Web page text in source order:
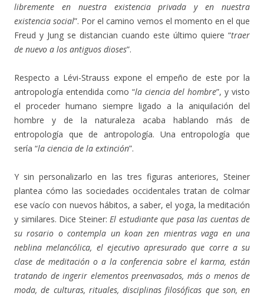
libremente en nuestra existencia privada y en nuestra
existencia social”. Por el camino vemos el momento en el que
Freud y Jung se distancian cuando este último quiere “traer
de nuevo a los antiguos dioses”.
Respecto a Lévi-Strauss expone el empeño de este por la
antropología entendida como “la ciencia del hombre”, y visto
el proceder humano siempre ligado a la aniquilación del
hombre y de la naturaleza acaba hablando más de
entropología que de antropología. Una entropología que
sería “la ciencia de la extinción”.
Y sin personalizarlo en las tres figuras anteriores, Steiner
plantea cómo las sociedades occidentales tratan de colmar
ese vacío con nuevos hábitos, a saber, el yoga, la meditación
y similares. Dice Steiner: El estudiante que pasa las cuentas de
su rosario o contempla un koan zen mientras vaga en una
neblina melancólica, el ejecutivo apresurado que corre a su
clase de meditación o a la conferencia sobre el karma, están
tratando de ingerir elementos preenvasados, más o menos de
moda, de culturas, rituales, disciplinas filosóficas que son, en